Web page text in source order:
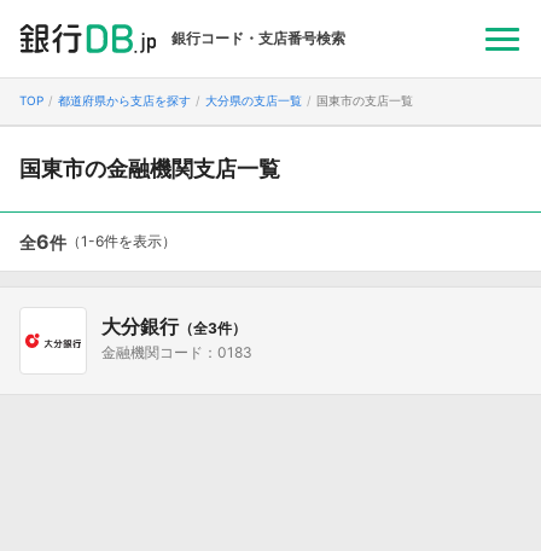
銀行コード・支店番号検索
TOP 都道府県から支店を探す 大分県の支店一覧 国東市の支店一覧
国東市の金融機関支店一覧
全6件 （1-6件を表示）
大分銀行（全3件）
金融機関コード：0183